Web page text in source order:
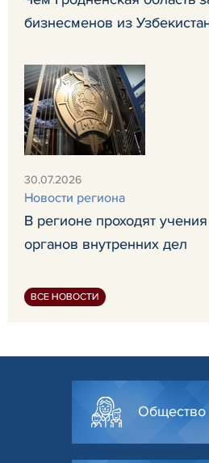
бизнесменов из
30.07.2026
Новости региона
В регионе проходят
органов внутренних дел
ВСЕ НОВОСТИ
Общество